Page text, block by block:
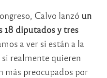
Calvo lanzó un
18 diputados y tres
a ver si están a la
realmente quieren
más preocupados por